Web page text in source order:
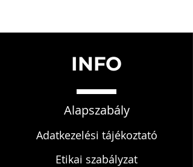
INFO
Alapszabály
Adatkezelési tájékoztató
Etikai szabályzat